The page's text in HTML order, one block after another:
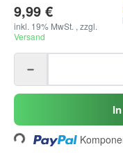
9,99 €
inkl. 19% MwSt. , zzgl.
Versand
Loading...